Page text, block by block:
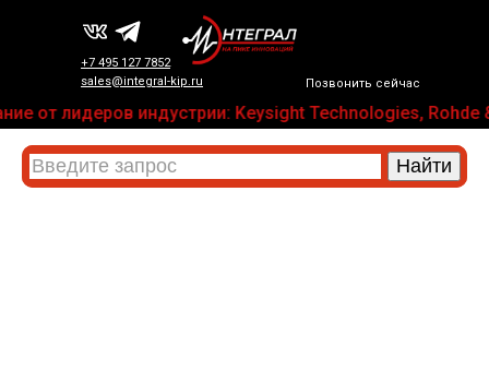
Позвонить сейчас
+7 495 127 7852
sales@integral-kip.ru
от лидеров индустрии: Keysight Technologies, Rohde